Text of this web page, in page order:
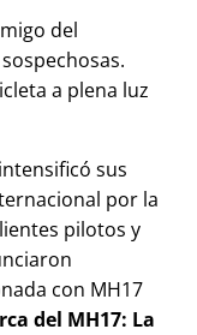
del
a plena luz
sus
por la
pilotos y
con MH17
del MH17: La